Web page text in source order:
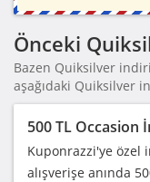
Önceki
Bazen Quiksilver
aşağıdaki Quiksilver
500 TL Occasion
Kuponrazzi'ye özel
alışverişe anında